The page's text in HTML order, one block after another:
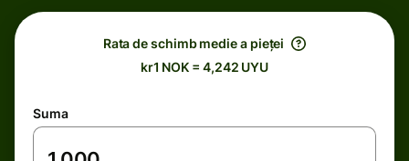
Rata de schimb medie a pieței
kr1 NOK = 4,242 UYU
Suma